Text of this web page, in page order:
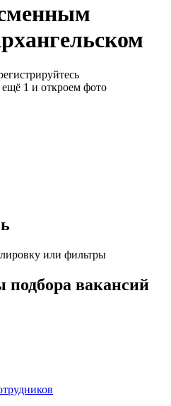
1 и откроем фото
или фильтры
вакансий